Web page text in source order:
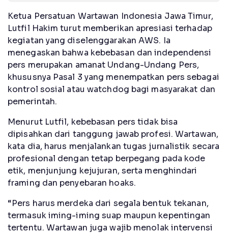
Ketua Persatuan Wartawan Indonesia Jawa Timur,
Lutfil Hakim turut memberikan apresiasi terhadap
kegiatan yang diselenggarakan AWS. Ia
menegaskan bahwa kebebasan dan independensi
pers merupakan amanat Undang-Undang Pers,
khususnya Pasal 3 yang menempatkan pers sebagai
kontrol sosial atau watchdog bagi masyarakat dan
pemerintah.
Menurut Lutfil, kebebasan pers tidak bisa
dipisahkan dari tanggung jawab profesi. Wartawan,
kata dia, harus menjalankan tugas jurnalistik secara
profesional dengan tetap berpegang pada kode
etik, menjunjung kejujuran, serta menghindari
framing dan penyebaran hoaks.
“Pers harus merdeka dari segala bentuk tekanan,
termasuk iming-iming suap maupun kepentingan
tertentu. Wartawan juga wajib menolak intervensi